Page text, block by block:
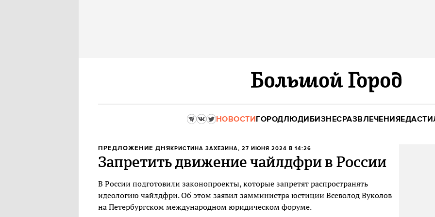
НОВОСТИГОРОДЛЮДИБИЗНЕСРАЗВЛЕЧЕНИЯЕДА
ПРЕДЛОЖЕНИЕ ДНЯКРИСТИНА ЗАХЕЗИНА, 27 ИЮНЯ 2024 В 14:26
Запретить движение чайлдфри в России
В России подготовили законопроекты, которые запретят распространять
идеологию чайлдфри. Об этом заявил замминистра юстиции Всеволод Вуколов
на Петербургском международном юридическом форуме.